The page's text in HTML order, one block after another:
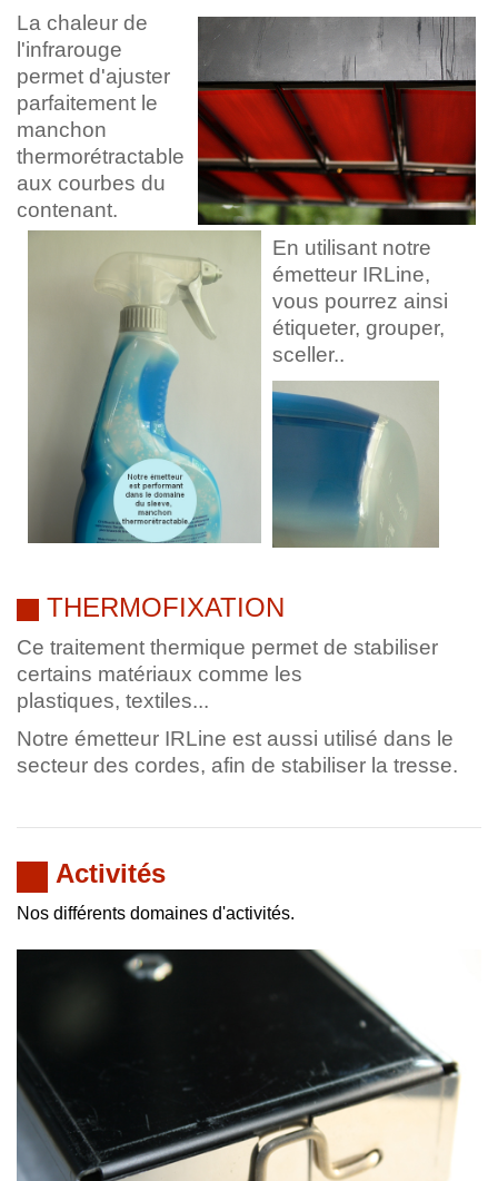
La chaleur de
l'infrarouge
permet d'ajuster
parfaitement le
manchon
thermorétractable
aux courbes du
contenant.
En utilisant notre
émetteur IRLine,
vous pourrez ainsi
étiqueter, grouper,
sceller..
THERMOFIXATION
Ce traitement thermique permet de stabiliser
certains matériaux comme les
plastiques, textiles...
Notre émetteur IRLine est aussi utilisé dans le
secteur des cordes, afin de stabiliser la tresse.
Activités
Nos différents domaines d'activités.